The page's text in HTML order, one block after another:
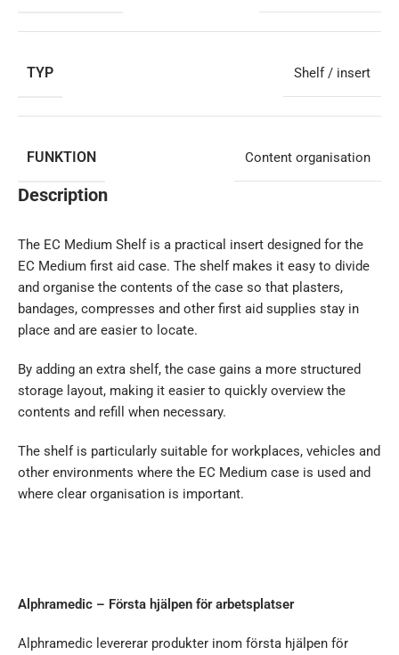
TYP Shelf / insert
FUNKTION Content organisation
Description
The EC Medium Shelf is a practical insert designed for the
EC Medium first aid case. The shelf makes it easy to divide
and organise the contents of the case so that plasters,
bandages, compresses and other first aid supplies stay in
place and are easier to locate.
By adding an extra shelf, the case gains a more structured
storage layout, making it easier to quickly overview the
contents and refill when necessary.
The shelf is particularly suitable for workplaces, vehicles and
other environments where the EC Medium case is used and
where clear organisation is important.
Alphramedic – Första hjälpen för arbetsplatser
Alphramedic levererar produkter inom första hjälpen för